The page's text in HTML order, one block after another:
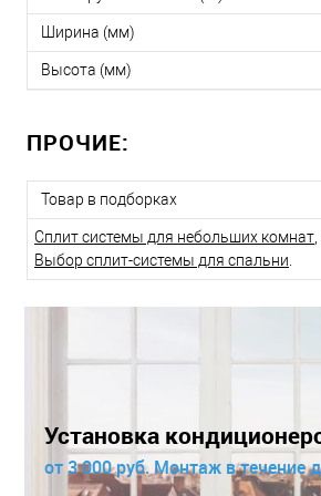
Ширина (мм)
Высота (мм)
ПРОЧИЕ:
Товар в подборках
Сплит системы для небольших комнат,
Выбор сплит-системы для спальни.
Установка
от 3 000 руб. Монтаж в течение